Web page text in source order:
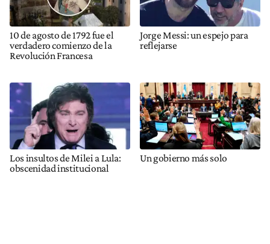
10 de agosto de 1792 fue el
verdadero comienzo de la
Revolución Francesa
Jorge Messi: un espejo para
reflejarse
Los insultos de Milei a Lula:
obscenidad institucional
Un gobierno más solo